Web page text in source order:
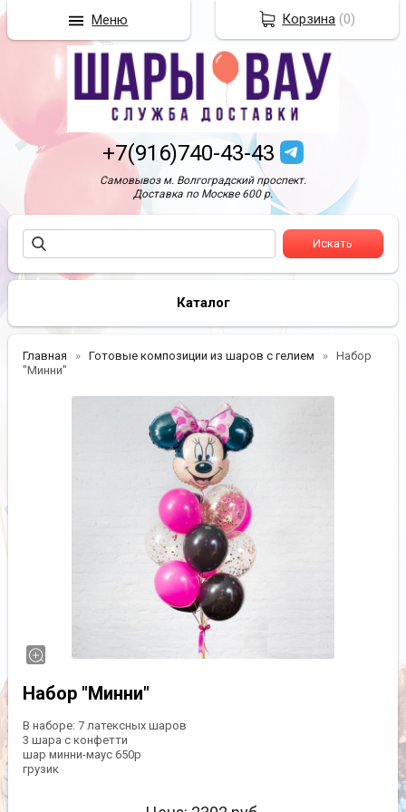
+7(916)740-43-43
Самовывоз м. Волгоградский проспект.
Доставка по Москве 600 р.
Каталог
Главная Готовые композиции из шаров с гелием
Набор
"Минни"
Набор "Минни"
В наборе: 7 латексных шаров
3 шара с конфетти
шар минни-маус 650р
грузик
Корзина (0)
Меню